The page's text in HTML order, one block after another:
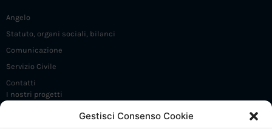
Gestisci Consenso Cookie
Angelo
Statuto, organi sociali, bilanci
Comunicazione
Servizio Civile
Contatti
I nostri progetti